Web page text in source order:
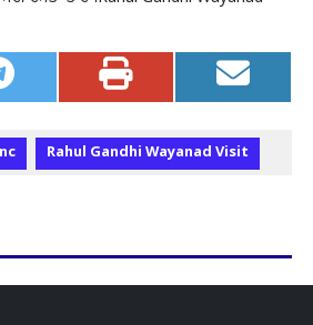
Rahul Gandhi Wayanad Visit